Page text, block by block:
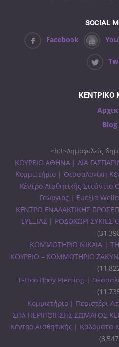
SOCIAL
Facebook
ΚΕΝΤΡΙΚΟ
Blog
<h3>Δημοφιλείς
ΚΟΥΡΕΙΟ ΑΘΗΝΑ | ΛΙΑ
Κομμωτήριο | Θεσσαλονίκη
Κέντρο Αισθητικής
Γεώργιος | Ευεξία
ΚΕΝΤΡΟ ΕΝΑΛΑΚΤΙΚΗΣ
ΕΥΕΞΙΑΣ | ΡΟΔΟΧΩΡΙ
ΚΟΜΜΩΤΗΡΙΟ ΝΙΚΑΙΑ |
ΚΟΥΡΕΙΟ – ΚΟΜΜΩΤΗΡΙΟ
Tattoo Body Piercing |
Κομμωτήριο | Περιστέρι
ΣΠΑ ΠΕΡΙΠΟΙΗΣΗΣ ΣΩΜΑΤΟΣ
Κέντρο Αισθητικής | Καλαμάτα